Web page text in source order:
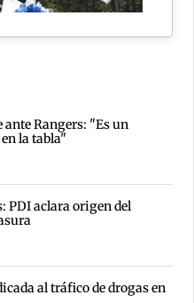
Rangers: "Es un
la tabla"
PDI aclara origen del
al tráfico de drogas en